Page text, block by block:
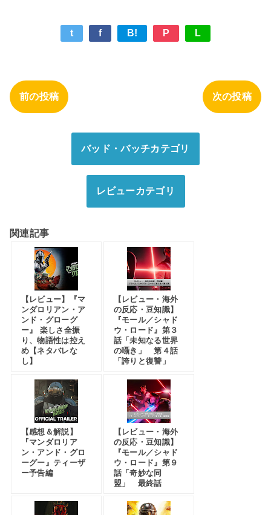
t f B! P L
次の投稿
前の投稿
バッド・バッチカテゴリ
レビューカテゴリ
関連記事
【レビュー】『マ
ンダロリアン・ア
ンド・グローグ
ー』 楽しさ全振
り、物語性は控え
め【ネタバレな
し】
【レビュー・海外
の反応・豆知識】
『モール／シャド
ウ・ロード』第３
話「未知なる世界
の囁き」 第４話
「誇りと復讐」
【感想＆解説】
『マンダロリア
ン・アンド・グロ
ーグー』ティーザ
ー予告編
【レビュー・海外
の反応・豆知識】
『モール／シャド
ウ・ロード』第９
話「奇妙な同
盟」 最終話